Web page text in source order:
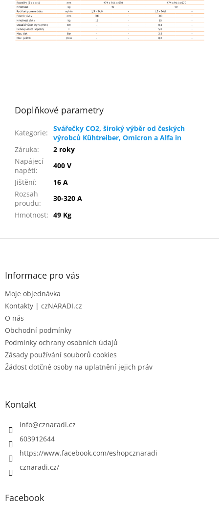
Doplňkové parametry
Kategorie:
Svářečky CO2, široký výběr od českých
výrobců Kühtreiber, Omicron a Alfa in
Záruka:
2 roky
Napájecí
napětí:
400 V
Jištění:
16 A
Rozsah
proudu:
30-320 A
Hmotnost: 49 Kg
Z
Informace pro vás
Moje objednávka
Kontakty | czNARADI.cz
O nás
Obchodní podmínky
Podmínky ochrany osobních údajů
Zásady používání souborů cookies
Žádost dotčné osoby na uplatnění jejich práv
Kontakt
info@cznaradi.cz
603912644
https://www.facebook.com/eshopcznaradi
cznaradi.cz/
Facebook